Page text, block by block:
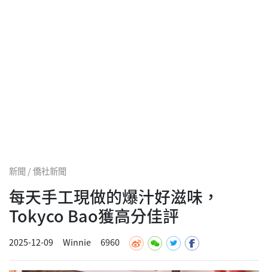
新聞 / 僑社新聞
每天手工現做的爆汁好滋味，
Tokyco Bao獲高分佳評
2025-12-09 Winnie 6960